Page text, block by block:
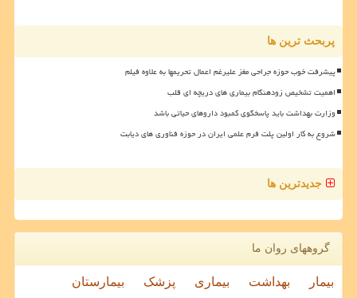
پربحث ترین ها
پیشرفت خوب حوزه جراحی مغز علیرغم اعمال تحریمها به علاوه فیلم
اهمیت تشخیص زودهنگام بیماری های دریچه ای قلب
وزارت بهداشت باید پاسخگوی کمبود داروهای حیاتی باشد
شروع به کار اولین پلت فرم علمی ایران در حوزه فناوری های دیابت
جدیدترین ها
گروههای روان ما
بیمار بهداشت بیماری پزشک بیمارستان